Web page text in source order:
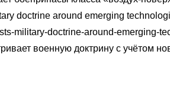
doctrine around emerging
military-doctrine-around-emerging-
военную доктрину с учётом